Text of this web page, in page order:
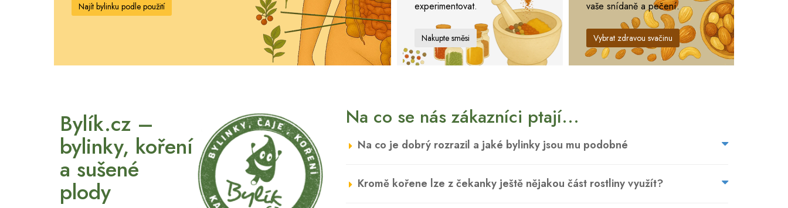
Najít bylinku podle použití
experimentovat.
Nakupte směsi
vaše snídaně a pečení.
Vybrat zdravou svačinu
Bylík.cz –
bylinky, koření
a sušené
plody
Na co se nás zákazníci ptají...
Na co je dobrý rozrazil a jaké bylinky jsou mu podobné
Kromě kořene lze z čekanky ještě nějakou část rostliny využít?